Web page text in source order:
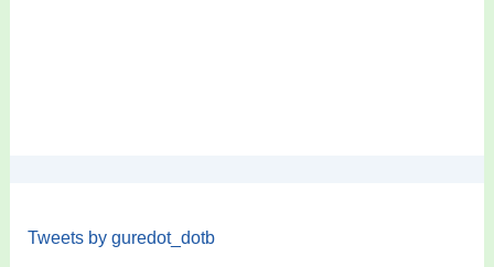
Tweets by guredot_dotb